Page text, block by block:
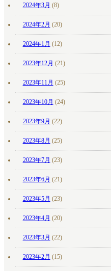
2024年3月 (8)
2024年2月 (20)
2024年1月 (12)
2023年12月 (21)
2023年11月 (25)
2023年10月 (24)
2023年9月 (22)
2023年8月 (25)
2023年7月 (23)
2023年6月 (21)
2023年5月 (23)
2023年4月 (20)
2023年3月 (22)
2023年2月 (15)